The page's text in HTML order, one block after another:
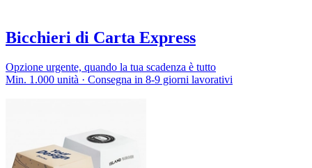
Bicchieri di Carta Express
Opzione urgente, quando la tua scadenza è tutto
Min. 1.000 unità · Consegna in 8-9 giorni lavorativi